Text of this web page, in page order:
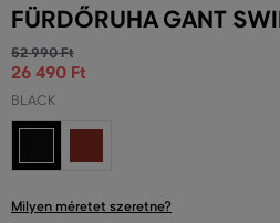
FÜRDŐRUHA GANT
52 990 Ft
26 490 Ft
BLACK
Milyen méretet szeretne?